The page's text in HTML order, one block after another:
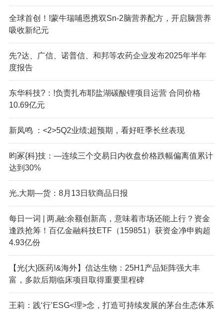
全球首创！!蒙牛瑞哺恩携双Sn-2脑营养配方，开启脑营养
吸收新纪元
先?达、广信、诺普信、和邦等农药企业发布2025年半年
度报告
东华科技?：!负责扎布耶盐湖碳酸锂项目运营 合同价格
10.69亿元
新凤鸣 ：<2>5Q2业绩;超预期，看好旺季长丝表现
昀冢{科}技：—连续三个交易日内收盘价格跌幅偏离值累计
达到30%
光,大期—货：8月13日软商品日报
每日一词 | 两,融:余额创新高，意味着市场还能上行？资金
逢跌抢筹！百亿金融科技ETF（159851）获资金净申购超
4.93亿份
【光{大}医药!&海外】信达生物：25H1产品矩阵强大丰
富，多款后期临床项目取得重要里程碑
王莉：践‘行’ESG<理>念，打造可持续发展的茅台生态体系